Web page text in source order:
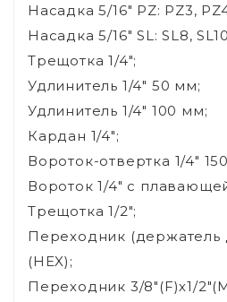
Насадка 5/16" PZ: PZ3,
Насадка 5/16" SL: SL8,
Трещотка 1/4";
Удлинитель 1/4" 50 мм;
Удлинитель 1/4" 100 мм;
Кардан 1/4";
Вороток-отвертка 1/4"
Вороток 1/4" с
Трещотка 1/2";
Переходник (держатель
(HEX);
Переходник 3/8"(F)х1/